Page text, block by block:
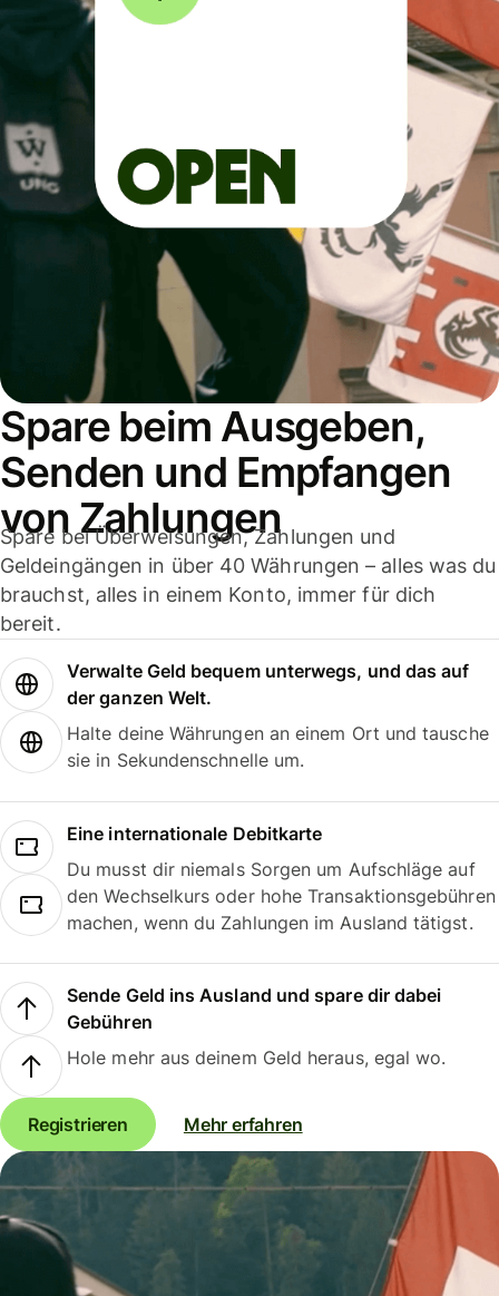
Spare beim Ausgeben,
Senden und Empfangen
von Zahlungen
Spare bei Überweisungen, Zahlungen und
Geldeingängen in über 40 Währungen – alles was du
brauchst, alles in einem Konto, immer für dich
bereit.
Verwalte Geld bequem unterwegs, und das auf
der ganzen Welt.
Halte deine Währungen an einem Ort und tausche
sie in Sekundenschnelle um.
Eine internationale Debitkarte
Du musst dir niemals Sorgen um Aufschläge auf
den Wechselkurs oder hohe Transaktionsgebühren
machen, wenn du Zahlungen im Ausland tätigst.
Sende Geld ins Ausland und spare dir dabei
Gebühren
Hole mehr aus deinem Geld heraus, egal wo.
Registrieren Mehr erfahren